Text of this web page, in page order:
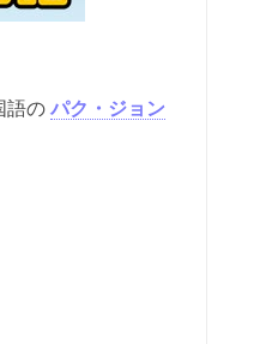
語の パク・ジョン